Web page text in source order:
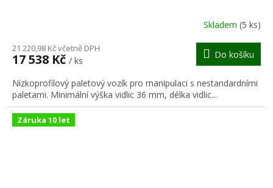
R
M
A
Skladem (5 ks)
21 220,98 Kč včetně DPH
17 538 Kč / ks
Do košíku
Nízkoprofilový paletový vozík pro manipulaci s nestandardními
paletami. Minimální výška vidlic 36 mm, délka vidlic...
Záruka 10 let